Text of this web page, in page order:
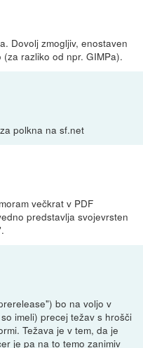
Dovolj zmogljiv, enostaven
razliko od npr. GIMPa).
polkna na sf.net
večkrat v PDF
predstavlja svojevrsten
bo na voljo v
imeli) precej težav s hrošči
Težava je v tem, da je
je pa na to temo zanimiv